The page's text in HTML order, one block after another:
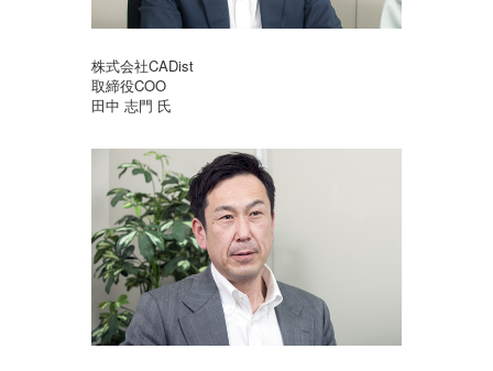
株式会社CADist
取締役COO
田中 志門 氏